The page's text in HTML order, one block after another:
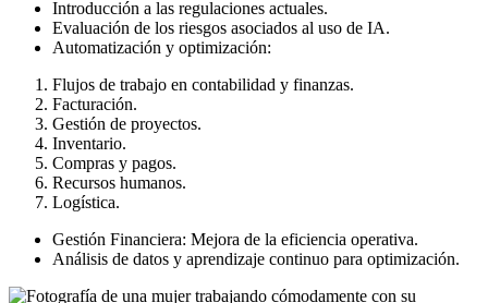
Introducción a las regulaciones actuales.
Evaluación de los riesgos asociados al uso de IA.
Automatización y optimización:
Flujos de trabajo en contabilidad y finanzas.
Facturación.
Gestión de proyectos.
Inventario.
Compras y pagos.
Recursos humanos.
Logística.
Gestión Financiera: Mejora de la eficiencia operativa.
Análisis de datos y aprendizaje continuo para optimización.